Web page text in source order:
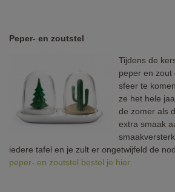
Peper- en zoutstel
Tijdens de
peper en zout
sfeer te
ze het hele
de zomer als
extra smaak
iedere tafel en je zult er ongetwijfeld de
peper- en zoutstel bestel je hier.